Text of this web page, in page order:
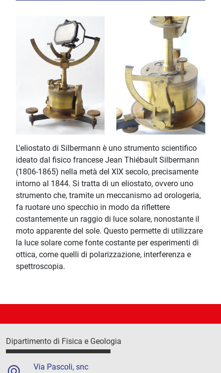
L'eliostato di Silbermann è uno strumento scientifico
ideato dal fisico francese Jean Thiébault Silbermann
(1806-1865) nella metà del XIX secolo, precisamente
intorno al 1844. Si tratta di un eliostato, ovvero uno
strumento che, tramite un meccanismo ad orologeria,
fa ruotare uno specchio in modo da riflettere
costantemente un raggio di luce solare, nonostante il
moto apparente del sole. Questo permette di utilizzare
la luce solare come fonte costante per esperimenti di
ottica, come quelli di polarizzazione, interferenza e
spettroscopia.
Dipartimento di Fisica e Geologia
Via Pascoli, snc